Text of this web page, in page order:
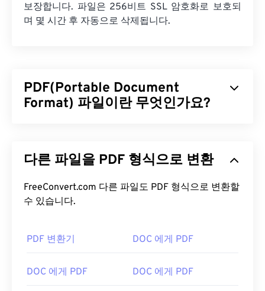
보장합니다. 파일은 256비트 SSL 암호화로 보호되
며 몇 시간 후 자동으로 삭제됩니다.
PDF(Portable Document
Format) 파일이란 무엇인가요?
로, 오늘날 가장 널리 사용되는 파일 형식 중 하나입
그대로 유지할 수 있기 때문입니다. PDF 파일은 어떤
기기나 운영 체제에서든 항상 동일하게 표시됩니다.
PDF 파일을 어떻게 여나요?
Adobe Acrobat Reader를
사용합니다. Adobe는
다른 파일을 PDF 형식으로 변환
FreeConvert.com 다른 파일도 PDF 형식으로 변환할
수 있습니다.
PDF 변환기 DOC 에게 PDF
DOC 에게 PDF DOC 에게 PDF